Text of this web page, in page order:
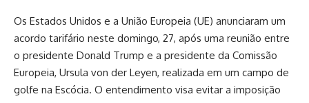
Os Estados Unidos e a União Europeia (UE) anunciaram um
acordo tarifário neste domingo, 27, após uma reunião entre
o presidente Donald Trump e a presidente da Comissão
Europeia, Ursula von der Leyen, realizada em um campo de
golfe na Escócia. O entendimento visa evitar a imposição